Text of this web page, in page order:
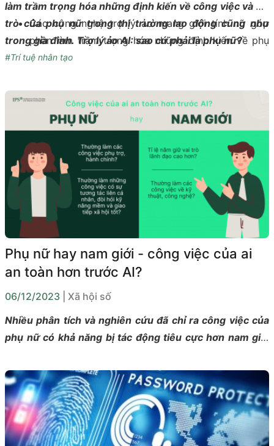
làm trầm trọng hóa những định kiến về công việc và vai
trò của phụ nữ trong thị trường lao động cũng như
trong gia đình. Trợ lý ảo AI: sao cứ phải là phụ nữ?
Các công nghệ trợ lý ảo mang giới tính nữ góp
phần làm trầm trọng hóa những định kiến về phụ
nữ trong thị trường lao động và gia đình.
trình là phụ nữ thì các cố vấn kỹ thuật số (pháp lý,
tài chính, y tế) thường được lập trình là nam giới.
phải bắt đầu từ việc giải quyết những định kiến giới
căn cốt trong xã hội.
#Trí tuệ nhân tạo
Phụ nữ hay nam giới - công việc của ai
an toàn hơn trước AI?
06/12/2023
| Xã hội số
Nhiều phân tích và nghiên cứu đã chỉ ra công việc của
phụ nữ có khả năng bị tác động tiêu cực hơn nam giới